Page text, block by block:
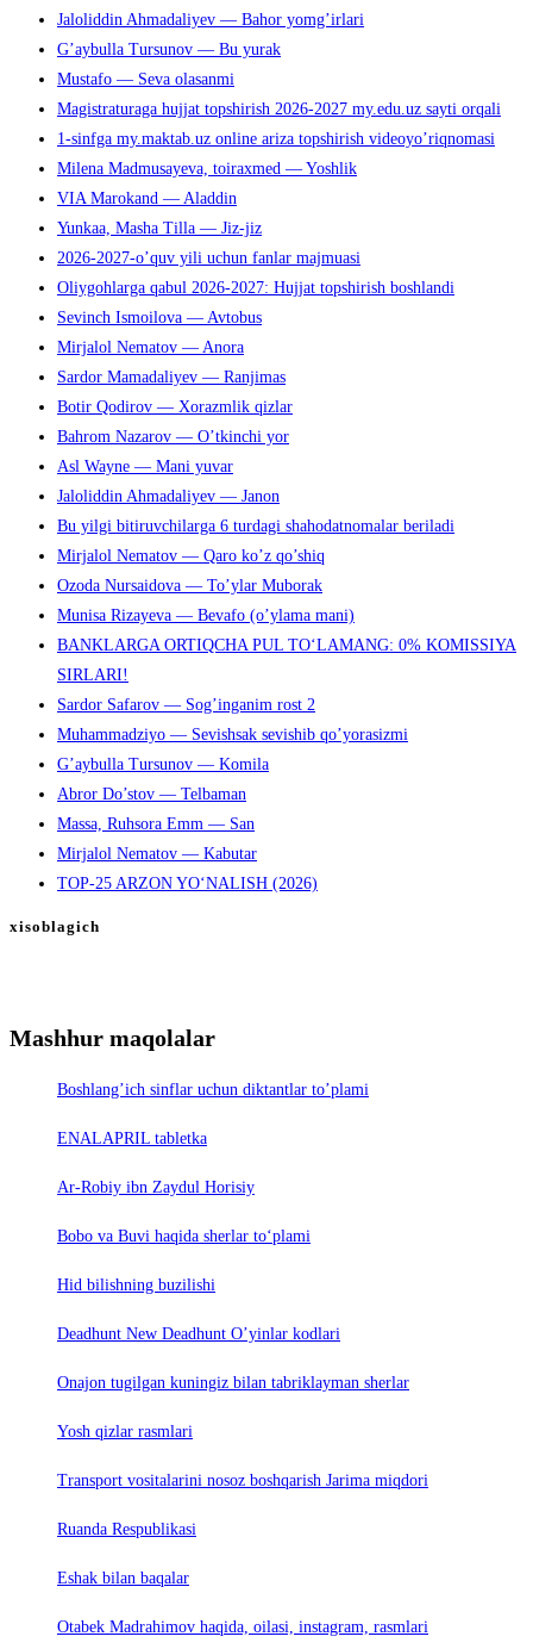
Jaloliddin Ahmadaliyev — Bahor yomg’irlari
G’aybulla Tursunov — Bu yurak
Mustafo — Seva olasanmi
Magistraturaga hujjat topshirish 2026-2027 my.edu.uz sayti orqali
1-sinfga my.maktab.uz online ariza topshirish videoyo’riqnomasi
Milena Madmusayeva, toiraxmed — Yoshlik
VIA Marokand — Aladdin
Yunkaa, Masha Tilla — Jiz-jiz
2026-2027-o’quv yili uchun fanlar majmuasi
Oliygohlarga qabul 2026-2027: Hujjat topshirish boshlandi
Sevinch Ismoilova — Avtobus
Mirjalol Nematov — Anora
Sardor Mamadaliyev — Ranjimas
Botir Qodirov — Xorazmlik qizlar
Bahrom Nazarov — O’tkinchi yor
Asl Wayne — Mani yuvar
Jaloliddin Ahmadaliyev — Janon
Bu yilgi bitiruvchilarga 6 turdagi shahodatnomalar beriladi
Mirjalol Nematov — Qaro ko’z qo’shiq
Ozoda Nursaidova — To’ylar Muborak
Munisa Rizayeva — Bevafo (o’ylama mani)
BANKLARGA ORTIQCHA PUL TO‘LAMANG: 0% KOMISSIYA
SIRLARI!
Sardor Safarov — Sog’inganim rost 2
Muhammadziyo — Sevishsak sevishib qo’yorasizmi
G’aybulla Tursunov — Komila
Abror Do’stov — Telbaman
Massa, Ruhsora Emm — San
Mirjalol Nematov — Kabutar
TOP-25 ARZON YO‘NALISH (2026)
xisoblagich
Mashhur maqolalar
Boshlang’ich sinflar uchun diktantlar to’plami
ENALAPRIL tabletka
Ar-Robiy ibn Zaydul Horisiy
Bobo va Buvi haqida sherlar to‘plami
Hid bilishning buzilishi
Deadhunt New Deadhunt O’yinlar kodlari
Onajon tugilgan kuningiz bilan tabriklayman sherlar
Yosh qizlar rasmlari
Trаnsport vositаlаrini nosoz boshqаrish Jаrimа miqdori
Ruanda Respublikasi
Eshak bilan baqalar
Otabek Madrahimov haqida, oilasi, instagram, rasmlari